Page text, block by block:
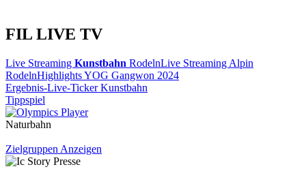
FIL LIVE TV
Live Streaming Kunstbahn RodelnLive Streaming Alpin
RodelnHighlights YOG Gangwon 2024
Ergebnis-Live-Ticker Kunstbahn
Tippspiel
Naturbahn
Zielgruppen Anzeigen